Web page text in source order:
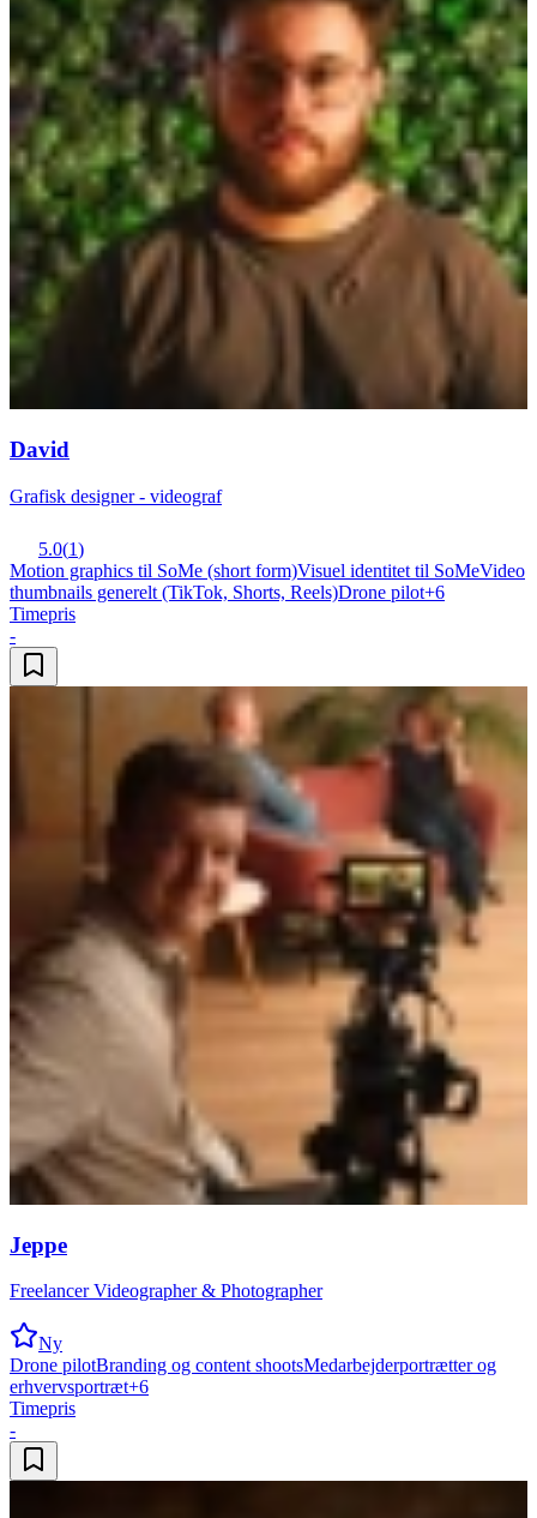
David
Grafisk designer - videograf
5.0(1)
Motion graphics til SoMe (short form)Visuel identitet til SoMeVideo
thumbnails generelt (TikTok, Shorts, Reels)Drone pilot+6
Timepris
-
Jeppe
Freelancer Videographer & Photographer
Ny
Drone pilotBranding og content shootsMedarbejderportrætter og
erhvervsportræt+6
Timepris
-